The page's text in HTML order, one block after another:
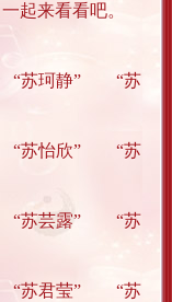
起来看看吧。
苏珂静” “苏
苏怡欣” “苏
苏芸露” “苏
苏君莹” “苏